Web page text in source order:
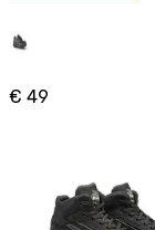
€ 49